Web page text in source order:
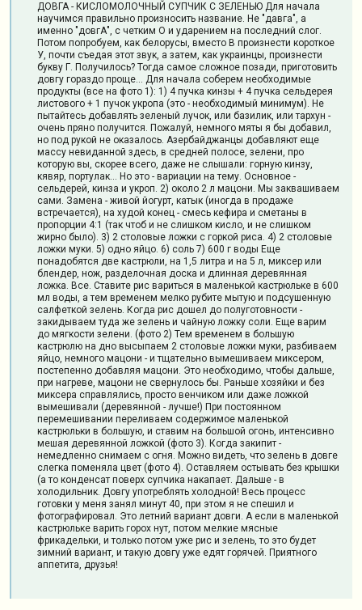
ДОВГА - КИСЛОМОЛОЧНЫЙ СУПЧИК С ЗЕЛЕНЬЮ Для начала
научимся правильно произносить название. Не "давга", а
именно "довгА", с четким О и ударением на последний слог.
Потом попробуем, как белорусы, вместо В произнести короткое
У, почти съедая этот звук, а затем, как украинцы, произнести
букву Г. Получилось? Тогда самое сложное позади, приготовить
довгу гораздо проще... Для начала соберем необходимые
продукты (все на фото 1): 1) 4 пучка кинзы + 4 пучка сельдерея
листового + 1 пучок укропа (это - необходимый минимум). Не
пытайтесь добавлять зеленый лучок, или базилик, или тархун -
очень пряно получится. Пожалуй, немного мяты я бы добавил,
но под рукой не оказалось. Азербайджанцы добавляют еще
массу невиданной здесь, в средней полосе, зелени, про
которую вы, скорее всего, даже не слышали: горную кинзу,
кявяр, портулак... Но это - вариации на тему. Основное -
сельдерей, кинза и укроп. 2) около 2 л мацони. Мы заквашиваем
сами. Замена - живой йогурт, катык (иногда в продаже
встречается), на худой конец - смесь кефира и сметаны в
пропорции 4:1 (так чтоб и не слишком кисло, и не слишком
жирно было). 3) 2 столовые ложки с горкой риса. 4) 2 столовые
ложки муки. 5) одно яйцо. 6) соль 7) 600 г воды Еще
понадобятся две кастрюли, на 1,5 литра и на 5 л, миксер или
блендер, нож, разделочная доска и длинная деревянная
ложка. Все. Ставите рис вариться в маленькой кастрюльке в 600
мл воды, а тем временем мелко рубите мытую и подсушенную
салфеткой зелень. Когда рис дошел до полуготовности -
закидываем туда же зелень и чайную ложку соли. Еще варим
до мягкости зелени. (фото 2) Тем временем в большую
кастрюлю на дно высыпаем 2 столовые ложки муки, разбиваем
яйцо, немного мацони - и тщательно вымешиваем миксером,
постепенно добавляя мацони. Это необходимо, чтобы дальше,
при нагреве, мацони не свернулось бы. Раньше хозяйки и без
миксера справлялись, просто венчиком или даже ложкой
вымешивали (деревянной - лучше!) При постоянном
перемешивании переливаем содержимое маленькой
кастрюльки в большую, и ставим на большой огонь, интенсивно
мешая деревянной ложкой (фото 3). Когда закипит -
немедленно снимаем с огня. Можно видеть, что зелень в довге
слегка поменяла цвет (фото 4). Оставляем остывать без крышки
(а то конденсат поверх супчика накапает. Дальше - в
холодильник. Довгу употреблять холодной! Весь процесс
готовки у меня занял минут 40, при этом я не спешил и
фотографировал. Это летний вариант довги. А если в маленькой
кастрюльке варить горох нут, потом мелкие мясные
фрикадельки, и только потом уже рис и зелень, то это будет
зимний вариант, и такую довгу уже едят горячей. Приятного
аппетита, друзья!